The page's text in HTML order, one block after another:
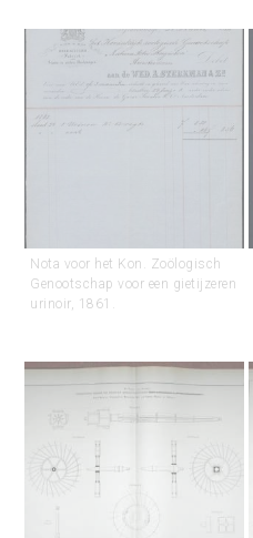
Nota voor het Kon. Zoölogisch
Genootschap voor een gietijzeren
urinoir, 1861.